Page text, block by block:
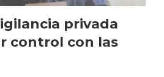
privada
control con las